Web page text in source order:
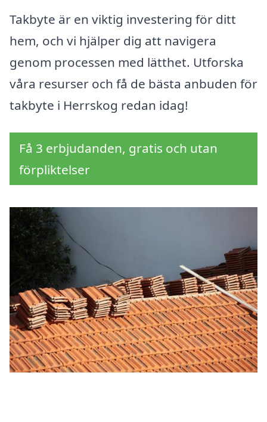
Takbyte är en viktig investering för ditt
hem, och vi hjälper dig att navigera
genom processen med lätthet. Utforska
våra resurser och få de bästa anbuden för
takbyte i Herrskog redan idag!
Få 3 erbjudanden, gratis och utan
förpliktelser